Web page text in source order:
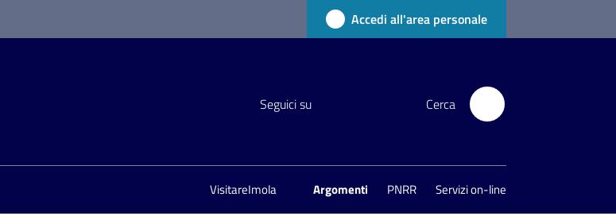
Accedi all'area personale
Seguici su Cerca
VisitareImola Argomenti PNRR Servizi on-line